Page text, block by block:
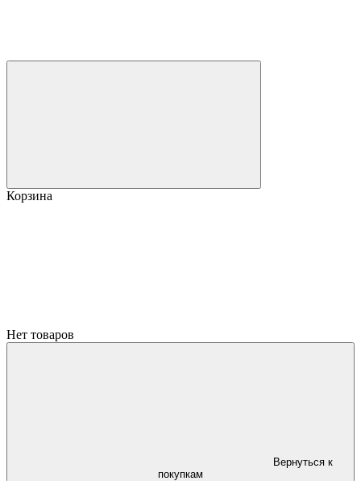
Корзина
Нет товаров
Вернуться к
покупкам